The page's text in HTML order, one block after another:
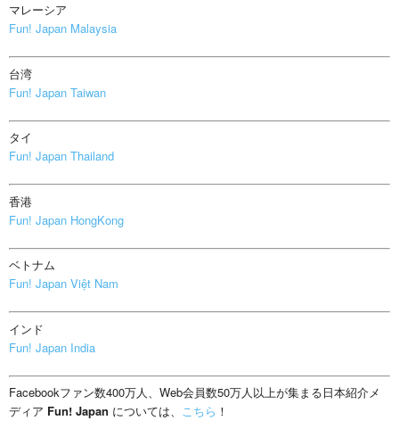
マレーシア
Fun! Japan Malaysia
台湾
Fun! Japan Taiwan
タイ
Fun! Japan Thailand
香港
Fun! Japan HongKong
ベトナム
Fun! Japan Việt Nam
インド
Fun! Japan India
Facebookファン数400万人、Web会員数50万人以上が集まる日本紹介メ
ディア Fun! Japan については、 こちら ！